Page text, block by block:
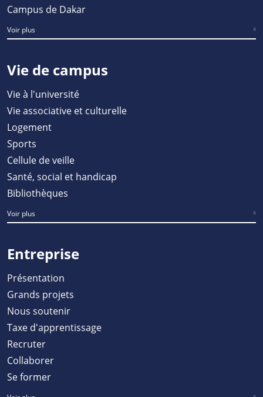
Campus de Dakar
Voir plus
Vie de campus
Vie à l'université
Vie associative et culturelle
Logement
Sports
Cellule de veille
Santé, social et handicap
Bibliothèques
Voir plus
Entreprise
Présentation
Grands projets
Nous soutenir
Taxe d'apprentissage
Recruter
Collaborer
Se former